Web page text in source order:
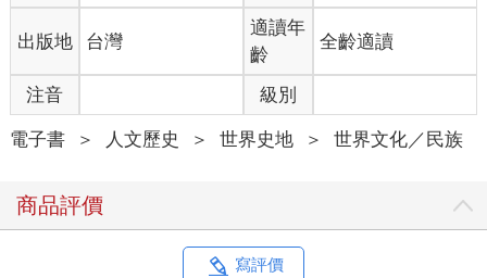
出版地 台灣
適讀年
齡
全齡適讀
注音 級別
電子書 ＞ 人文歷史 ＞ 世界史地 ＞ 世界文化／民族
商品評價
寫評價